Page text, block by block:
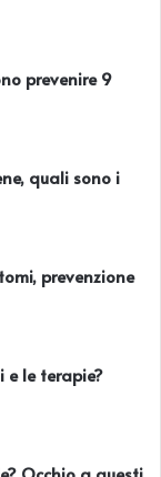
prevenire 9
quali sono i
prevenzione
e le terapie?